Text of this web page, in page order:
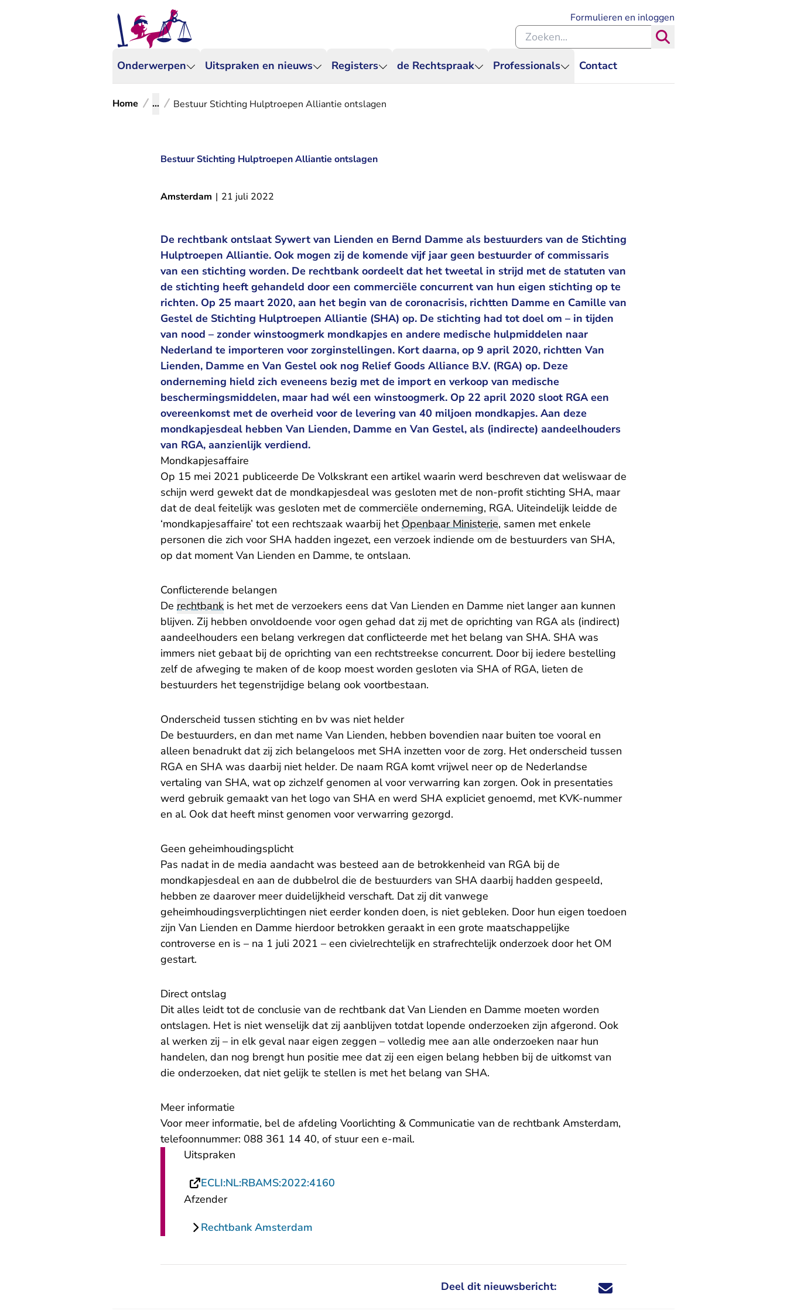
Onderwerpen Uitspraken en nieuws Registers de Rechtspraak Professionals Contact
Formulieren en inloggen
Zoeken binnen de Rechtspraak
Home ... Bestuur Stichting Hulptroepen Alliantie ontslagen
Bestuur Stichting Hulptroepen Alliantie ontslagen
Amsterdam | 21 juli 2022
De rechtbank ontslaat Sywert van Lienden en Bernd Damme als bestuurders van de Stichting
Hulptroepen Alliantie. Ook mogen zij de komende vijf jaar geen bestuurder of commissaris
van een stichting worden. De rechtbank oordeelt dat het tweetal in strijd met de statuten van
de stichting heeft gehandeld door een commerciële concurrent van hun eigen stichting op te
richten. Op 25 maart 2020, aan het begin van de coronacrisis, richtten Damme en Camille van
Gestel de Stichting Hulptroepen Alliantie (SHA) op. De stichting had tot doel om – in tijden
van nood – zonder winstoogmerk mondkapjes en andere medische hulpmiddelen naar
Nederland te importeren voor zorginstellingen. Kort daarna, op 9 april 2020, richtten Van
Lienden, Damme en Van Gestel ook nog Relief Goods Alliance B.V. (RGA) op. Deze
onderneming hield zich eveneens bezig met de import en verkoop van medische
beschermingsmiddelen, maar had wél een winstoogmerk. Op 22 april 2020 sloot RGA een
overeenkomst met de overheid voor de levering van 40 miljoen mondkapjes. Aan deze
mondkapjesdeal hebben Van Lienden, Damme en Van Gestel, als (indirecte) aandeelhouders
van RGA, aanzienlijk verdiend.
Mondkapjesaffaire
Op 15 mei 2021 publiceerde De Volkskrant een artikel waarin werd beschreven dat weliswaar de
schijn werd gewekt dat de mondkapjesdeal was gesloten met de non-profit stichting SHA, maar
dat de deal feitelijk was gesloten met de commerciële onderneming, RGA. Uiteindelijk leidde de
‘mondkapjesaffaire’ tot een rechtszaak waarbij hetOpenbaar Ministerie, samen met enkele
personen die zich voor SHA hadden ingezet, een verzoek indiende om de bestuurders van SHA,
op dat moment Van Lienden en Damme, te ontslaan.
Conflicterende belangen
De rechtbank is het met de verzoekers eens dat Van Lienden en Damme niet langer aan kunnen
blijven. Zij hebben onvoldoende voor ogen gehad dat zij met de oprichting van RGA als (indirect)
aandeelhouders een belang verkregen dat conflicteerde met het belang van SHA. SHA was
immers niet gebaat bij de oprichting van een rechtstreekse concurrent. Door bij iedere bestelling
zelf de afweging te maken of de koop moest worden gesloten via SHA of RGA, lieten de
bestuurders het tegenstrijdige belang ook voortbestaan.
Onderscheid tussen stichting en bv was niet helder
De bestuurders, en dan met name Van Lienden, hebben bovendien naar buiten toe vooral en
alleen benadrukt dat zij zich belangeloos met SHA inzetten voor de zorg. Het onderscheid tussen
RGA en SHA was daarbij niet helder. De naam RGA komt vrijwel neer op de Nederlandse
vertaling van SHA, wat op zichzelf genomen al voor verwarring kan zorgen. Ook in presentaties
werd gebruik gemaakt van het logo van SHA en werd SHA expliciet genoemd, met KVK-nummer
en al. Ook dat heeft minst genomen voor verwarring gezorgd.
Geen geheimhoudingsplicht
Pas nadat in de media aandacht was besteed aan de betrokkenheid van RGA bij de
mondkapjesdeal en aan de dubbelrol die de bestuurders van SHA daarbij hadden gespeeld,
hebben ze daarover meer duidelijkheid verschaft. Dat zij dit vanwege
geheimhoudingsverplichtingen niet eerder konden doen, is niet gebleken. Door hun eigen toedoen
zijn Van Lienden en Damme hierdoor betrokken geraakt in een grote maatschappelijke
controverse en is – na 1 juli 2021 – een civielrechtelijk en strafrechtelijk onderzoek door het OM
gestart.
Direct ontslag
Dit alles leidt tot de conclusie van de rechtbank dat Van Lienden en Damme moeten worden
ontslagen. Het is niet wenselijk dat zij aanblijven totdat lopende onderzoeken zijn afgerond. Ook
al werken zij – in elk geval naar eigen zeggen – volledig mee aan alle onderzoeken naar hun
handelen, dan nog brengt hun positie mee dat zij een eigen belang hebben bij de uitkomst van
die onderzoeken, dat niet gelijk te stellen is met het belang van SHA.
Meer informatie
Voor meer informatie, bel de afdeling Voorlichting & Communicatie van de rechtbank Amsterdam,
telefoonnummer: 088 361 14 40, of stuur een e-mail.
Uitspraken
ECLI:NL:RBAMS:2022:4160
Afzender
Rechtbank Amsterdam
Deel dit nieuwsbericht: Deel dit nieuwsbericht via X - U verlaat
Deel dit nieuwsbericht via Facebook - U
Deel dit nieuwsbericht via e-mail
Deel dit nieuwsbericht via LinkedIn - U